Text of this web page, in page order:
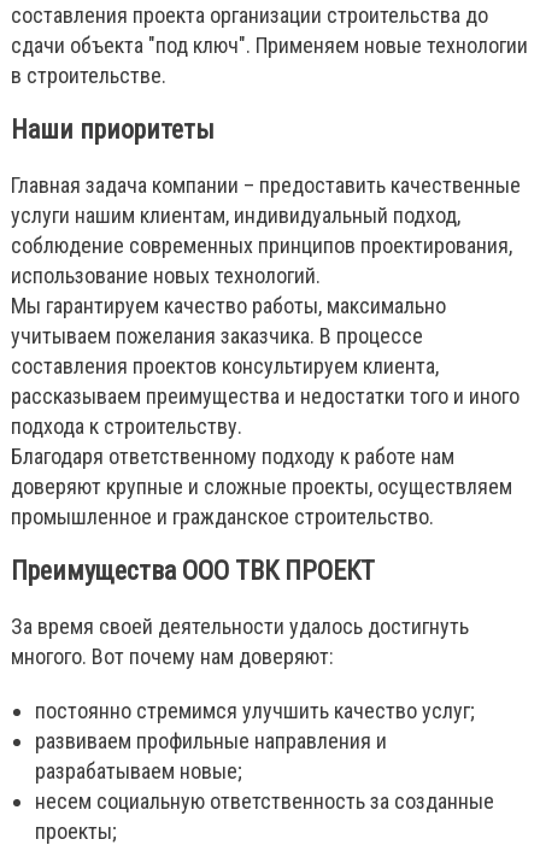
составления проекта организации строительства до
сдачи объекта "под ключ". Применяем новые технологии
в строительстве.
Наши приоритеты
Главная задача компании – предоставить качественные
услуги нашим клиентам, индивидуальный подход,
соблюдение современных принципов проектирования,
использование новых технологий.
Мы гарантируем качество работы, максимально
учитываем пожелания заказчика. В процессе
составления проектов консультируем клиента,
рассказываем преимущества и недостатки того и иного
подхода к строительству.
Благодаря ответственному подходу к работе нам
доверяют крупные и сложные проекты, осуществляем
промышленное и гражданское строительство.
Преимущества ООО ТВК ПРОЕКТ
За время своей деятельности удалось достигнуть
многого. Вот почему нам доверяют:
постоянно стремимся улучшить качество услуг;
развиваем профильные направления и
разрабатываем новые;
несем социальную ответственность за созданные
проекты;